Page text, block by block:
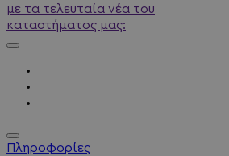
με τα τελευταία νέα του
καταστήματος μας:
Πληροφορίες